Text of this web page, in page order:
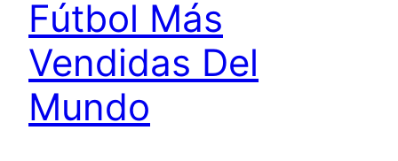
Fútbol Más
Vendidas Del
Mundo